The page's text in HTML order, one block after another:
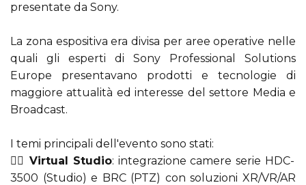
presentate da Sony.
La zona espositiva era divisa per aree operative nelle
quali gli esperti di Sony Professional Solutions
Europe presentavano prodotti e tecnologie di
maggiore attualità ed interesse del settore Media e
Broadcast.
I temi principali dell'evento sono stati:
👉🏻 Virtual Studio: integrazione camere serie HDC-
3500 (Studio) e BRC (PTZ) con soluzioni XR/VR/AR